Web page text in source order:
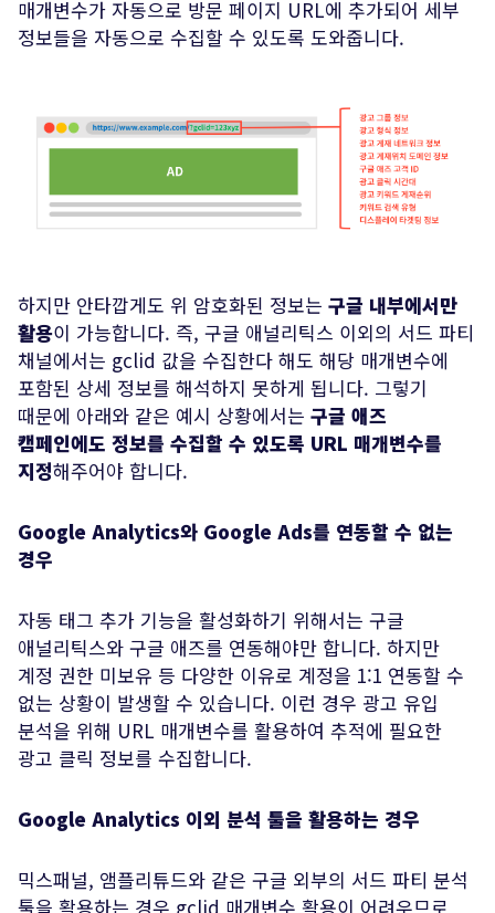
매개변수가 자동으로 방문 페이지 URL에 추가되어 세부
정보들을 자동으로 수집할 수 있도록 도와줍니다.
하지만 안타깝게도 위 암호화된 정보는 구글 내부에서만
활용이 가능합니다. 즉, 구글 애널리틱스 이외의 서드 파티
채널에서는 gclid 값을 수집한다 해도 해당 매개변수에
포함된 상세 정보를 해석하지 못하게 됩니다. 그렇기
때문에 아래와 같은 예시 상황에서는 구글 애즈
캠페인에도 정보를 수집할 수 있도록 URL 매개변수를
지정해주어야 합니다.
Google Analytics와 Google Ads를 연동할 수 없는
경우
자동 태그 추가 기능을 활성화하기 위해서는 구글
애널리틱스와 구글 애즈를 연동해야만 합니다. 하지만
계정 권한 미보유 등 다양한 이유로 계정을 1:1 연동할 수
없는 상황이 발생할 수 있습니다. 이런 경우 광고 유입
분석을 위해 URL 매개변수를 활용하여 추적에 필요한
광고 클릭 정보를 수집합니다.
Google Analytics 이외 분석 툴을 활용하는 경우
믹스패널, 앰플리튜드와 같은 구글 외부의 서드 파티 분석
툴을 활용하는 경우 gclid 매개변수 활용이 어려우므로